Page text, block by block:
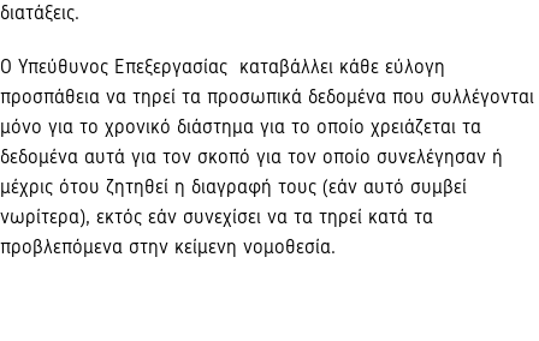
διατάξεις.
Ο Υπεύθυνος Επεξεργασίας καταβάλλει κάθε εύλογη
προσπάθεια να τηρεί τα προσωπικά δεδομένα που συλλέγονται
μόνο για το χρονικό διάστημα για το οποίο χρειάζεται τα
δεδομένα αυτά για τον σκοπό για τον οποίο συνελέγησαν ή
μέχρις ότου ζητηθεί η διαγραφή τους (εάν αυτό συμβεί
νωρίτερα), εκτός εάν συνεχίσει να τα τηρεί κατά τα
προβλεπόμενα στην κείμενη νομοθεσία.